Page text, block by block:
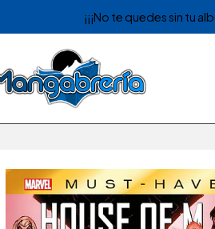
¡¡¡No te quedes sin tu